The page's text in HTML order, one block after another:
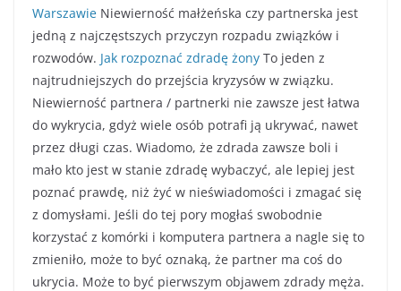
Warszawie Niewierność małżeńska czy partnerska jest
jedną z najczęstszych przyczyn rozpadu związków i
rozwodów. Jak rozpoznać zdradę żony To jeden z
najtrudniejszych do przejścia kryzysów w związku.
Niewierność partnera / partnerki nie zawsze jest łatwa
do wykrycia, gdyż wiele osób potrafi ją ukrywać, nawet
przez długi czas. Wiadomo, że zdrada zawsze boli i
mało kto jest w stanie zdradę wybaczyć, ale lepiej jest
poznać prawdę, niż żyć w nieświadomości i zmagać się
z domysłami. Jeśli do tej pory mogłaś swobodnie
korzystać z komórki i komputera partnera a nagle się to
zmieniło, może to być oznaką, że partner ma coś do
ukrycia. Może to być pierwszym objawem zdrady męża.